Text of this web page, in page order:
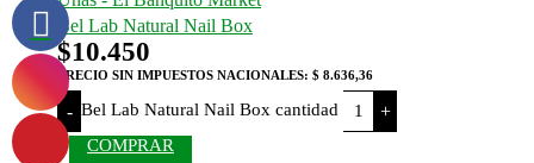
Bel Lab Natural Nail Box
$10.450
PRECIO SIN IMPUESTOS NACIONALES: $ 8.636,36
- Bel Lab Natural Nail Box cantidad +
COMPRAR